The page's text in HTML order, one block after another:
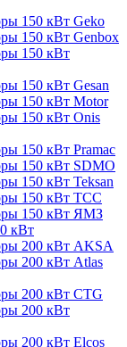
150 кВт Geko
150 кВт Genbox
150 кВт
150 кВт Gesan
150 кВт Motor
150 кВт Onis
150 кВт Pramac
150 кВт SDMO
150 кВт Teksan
150 кВт ТСС
150 кВт ЯМЗ
кВт
200 кВт AKSA
200 кВт Atlas
200 кВт CTG
200 кВт
200 кВт Elcos